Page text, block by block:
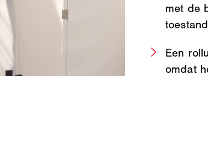
met de
Een
omdat